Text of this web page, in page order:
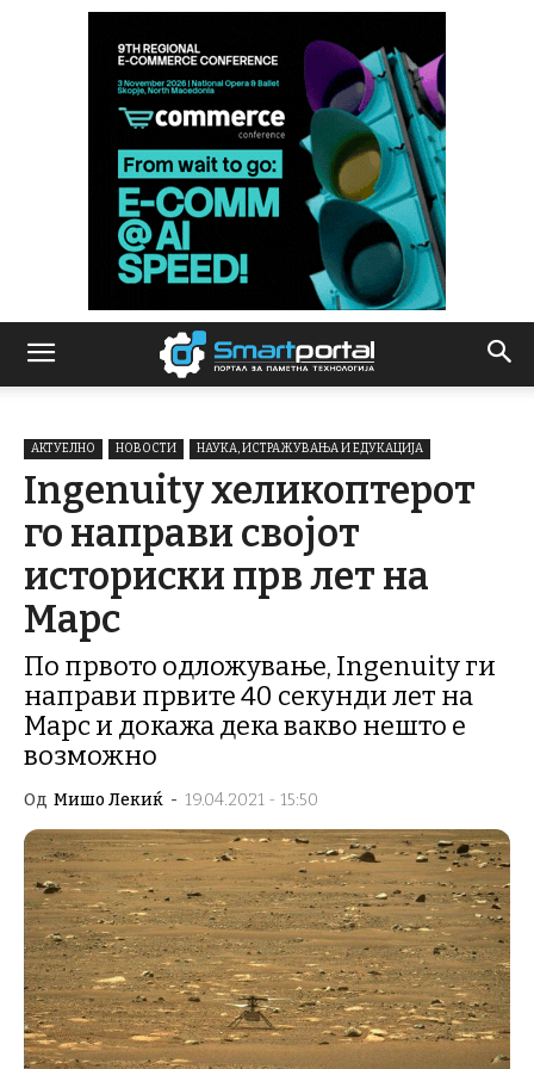
АКТУЕЛНО НОВОСТИ НАУКА, ИСТРАЖУВАЊА И ЕДУКАЦИЈА
Ingenuity хеликоптерот
го направи својот
историски прв лет на
Марс
По првото одложување, Ingenuity ги
направи првите 40 секунди лет на
Марс и докажа дека вакво нешто е
возможно
Од Мишо Лекиќ - 19.04.2021 - 15:50